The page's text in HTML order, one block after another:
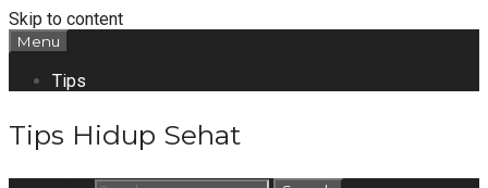
Skip to content
Menu
Tips
Tips Hidup Sehat